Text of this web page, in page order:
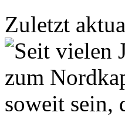
Zuletzt